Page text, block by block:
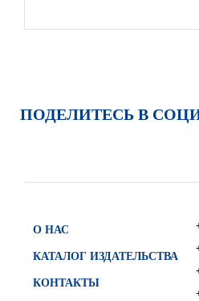
ПОДЕЛИТЕСЬ В
О НАС
КАТАЛОГ ИЗДАТЕЛЬСТВА
КОНТАКТЫ